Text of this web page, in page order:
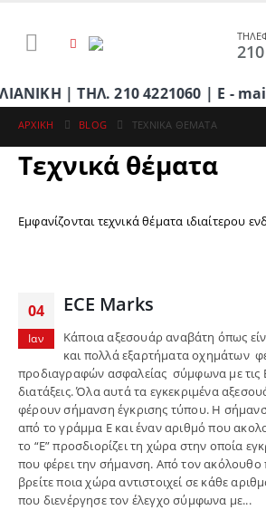
210 4221060 | E - mail:
ΑΡΧΙΚΉ BLOG ΤΕΧΝΙΚΆ ΘΈΜΑΤΑ
Τεχνικά θέματα
Εμφανίζονται τεχνικά θέματα ιδιαίτερου
04
Ιαν
ECE Marks
Κάποια αξεσουάρ αναβάτη όπως
και πολλά εξαρτήματα οχημάτων
προδιαγραφών ασφαλείας σύμφωνα με τις
διατάξεις. Όλα αυτά τα εγκεκριμένα
φέρουν σήμανση έγκρισης τύπου. Η
από το γράμμα Ε και έναν αριθμό που
το “E” προσδιορίζει τη χώρα στην οποία
που φέρει την σήμανση. Από τον ακόλουθο
βρείτε ποια χώρα αντιστοιχεί σε κάθε
που διενέργησε τον έλεγχο σύμφωνα με...